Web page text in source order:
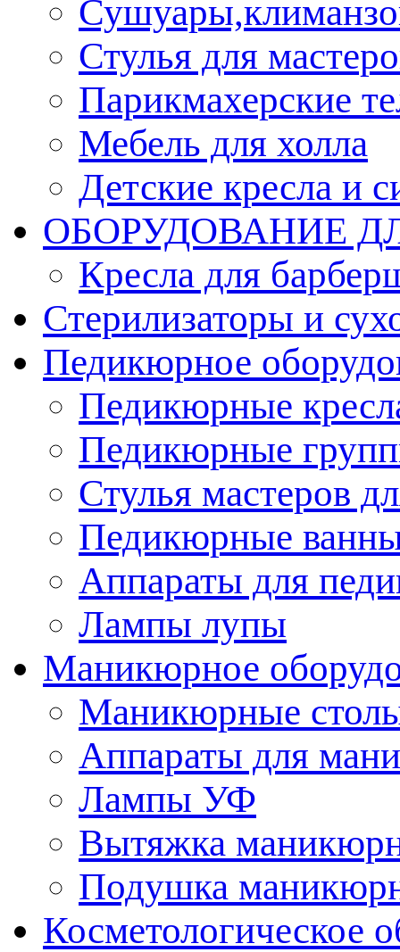
Стулья для
Парикмахерские
Мебель для холла
Детские кресла и
ОБОРУДОВАНИЕ
Кресла для
Стерилизаторы и
Педикюрное
Педикюрные
Педикюрные
Стулья мастеров
Педикюрные
Аппараты для
Лампы лупы
Маникюрное
Маникюрные
Аппараты для
Лампы УФ
Вытяжка
Подушка
Косметологическое